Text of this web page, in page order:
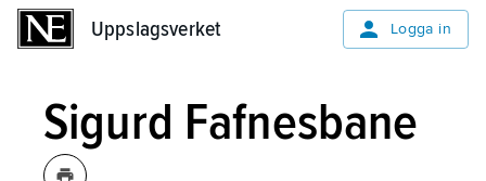
Uppslagsverket Logga in
Sigurd Fafnesbane